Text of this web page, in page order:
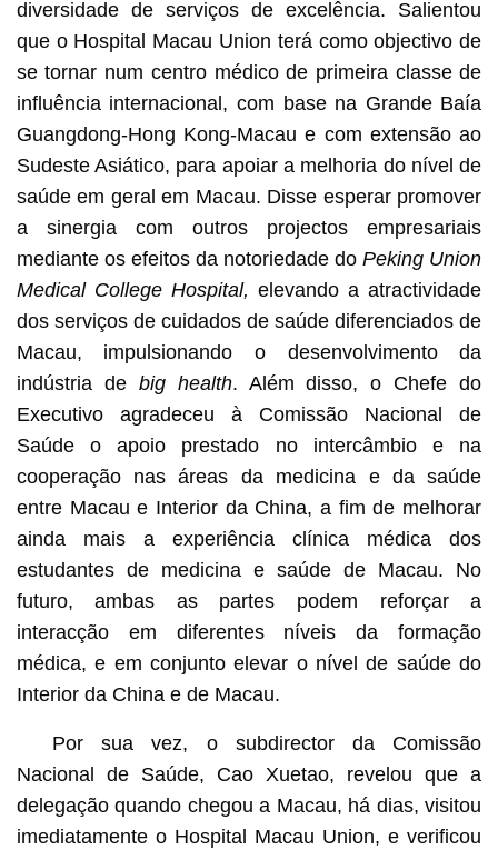
diversidade de serviços de excelência. Salientou
que o Hospital Macau Union terá como objectivo de
se tornar num centro médico de primeira classe de
influência internacional, com base na Grande Baía
Guangdong-Hong Kong-Macau e com extensão ao
Sudeste Asiático, para apoiar a melhoria do nível de
saúde em geral em Macau. Disse esperar promover
a sinergia com outros projectos empresariais
mediante os efeitos da notoriedade doPeking Union
Medical College Hospital,elevando a atractividade
dos serviços de cuidados de saúde diferenciados de
Macau, impulsionando o desenvolvimento da
indústria de big health. Além disso, o Chefe do
Executivo agradeceu à Comissão Nacional de
Saúde o apoio prestado no intercâmbio e na
cooperação nas áreas da medicina e da saúde
entre Macau e Interior da China, a fim de melhorar
ainda mais a experiência clínica médica dos
estudantes de medicina e saúde de Macau. No
futuro, ambas as partes podem reforçar a
interacção em diferentes níveis da formação
médica, e em conjunto elevar o nível de saúde do
Interior da China e de Macau.
Por sua vez, o subdirector da Comissão
Nacional de Saúde, Cao Xuetao, revelou que a
delegação quando chegou a Macau, há dias, visitou
imediatamente o Hospital Macau Union, e verificou